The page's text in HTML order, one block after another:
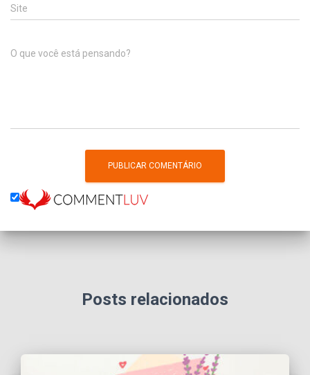
Site
O que você está pensando?
Posts relacionados